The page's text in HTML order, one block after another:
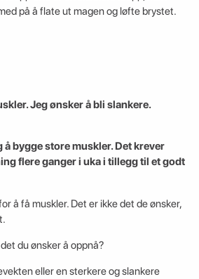
på å flate ut magen og løfte brystet.
Jeg ønsker å bli slankere.
å bygge store muskler. Det krever
flere ganger i uka i tillegg til et godt
å få muskler. Det er ikke det de ønsker,
du ønsker å oppnå?
eller en sterkere og slankere